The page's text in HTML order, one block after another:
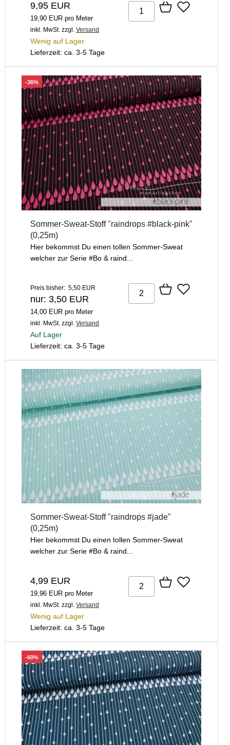
9,95 EUR
19,90 EUR pro Meter
inkl. MwSt. zzgl. Versand
Wenig auf Lager
Lieferzeit: ca. 3-5 Tage
-36%
Sommer-Sweat-Stoff "raindrops #black-pink"
(0,25m)
Hier bekommst Du einen tollen Sommer-Sweat
welcher zur Serie #Bo & raind...
Preis bisher: 5,50 EUR
nur: 3,50 EUR
14,00 EUR pro Meter
inkl. MwSt. zzgl. Versand
Auf Lager
Lieferzeit: ca. 3-5 Tage
Sommer-Sweat-Stoff "raindrops #jade"
(0,25m)
Hier bekommst Du einen tollen Sommer-Sweat
welcher zur Serie #Bo & raind...
4,99 EUR
19,96 EUR pro Meter
inkl. MwSt. zzgl. Versand
Wenig auf Lager
Lieferzeit: ca. 3-5 Tage
-60%